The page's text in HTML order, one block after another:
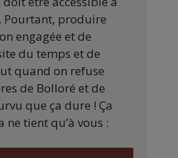
Pourtant, produire
engagée et de
du temps et de
quand on refuse
de Bolloré et de
que ça dure ! Ça
ne tient qu’à vous :